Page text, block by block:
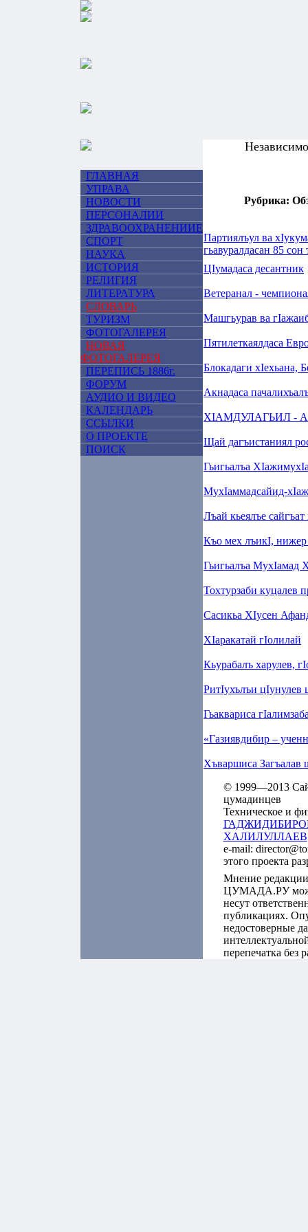
ГЛАВНАЯ
УПРАВА
НОВОСТИ
ПЕРСОНАЛИИ
ЗДРАВООХРАНЕНИИЕ
СПОРТ
НАУКА
ИСТОРИЯ
РЕЛИГИЯ
ЛИТЕРАТУРА
СЛОВАРЬ
ТУРИЗМ
ФОТОГАЛЕРЕЯ
НОВАЯ
ФОТОГАЛЕРЕЯ
ПЕРЕПИСЬ 1886г.
ФОРУМ
АУДИО И ВИДЕО
КАЛЕНДАРЬ
ССЫЛКИ
О ПРОЕКТЕ
ПОИСК
Рубрика:
Партиялъул ва
гьавуралдасан 85 сон
ЦIумадаса десантник
Ветеранал -
Машгьурав ва
Пятилеткаялдаса
Блокадаги хIехьана,
Акнадаса
ХIАМДУЛАГЬИЛ -
Щай дагъистаниял
Гьигьалъа
МухIаммадсайид-
Лъай кьеялъе
Къо мех лъикI,
Гьигьалъа МухIамад
Тохтурзаби куцалев
Сасикьа ХIусен
ХIаракатай гIолилай
Кьурабалъ харулев,
РитIухълъи цIунулев
Гьаквариса
«Газиявдибир –
Хъваршиса Загъалав
© 1999—2013
цумадинцев
Техническое и
ХАЛИЛУЛЛАЕВ
e-mail:
этого проекта
Мнение
ЦУМАДА.РУ
несут
публикациях.
недостоверные
перепечатка без